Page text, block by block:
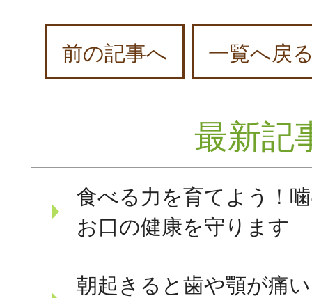
前の記事へ 一覧へ戻
最新記
食べる力を育てよう！
お口の健康を守ります
朝起きると歯や顎が痛